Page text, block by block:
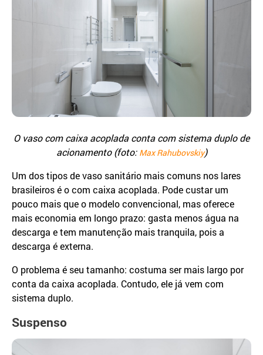
O vaso com caixa acoplada conta com sistema duplo de
acionamento (foto: Max Rahubovskiy)
Um dos tipos de vaso sanitário mais comuns nos lares
brasileiros é o com caixa acoplada. Pode custar um
pouco mais que o modelo convencional, mas oferece
mais economia em longo prazo: gasta menos água na
descarga e tem manutenção mais tranquila, pois a
descarga é externa.
O problema é seu tamanho: costuma ser mais largo por
conta da caixa acoplada. Contudo, ele já vem com
sistema duplo.
Suspenso